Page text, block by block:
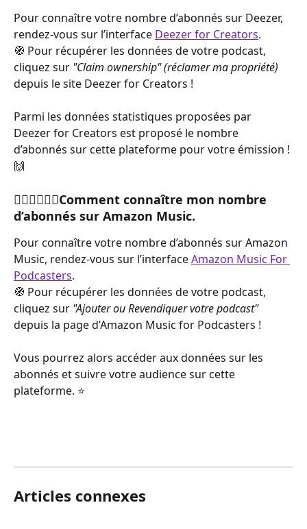
Pour connaître votre nombre d’abonnés sur Deezer,
rendez-vous sur l’interface Deezer for Creators.
🧭 Pour récupérer les données de votre podcast,
cliquez sur "Claim ownership" (réclamer ma propriété)
depuis le site Deezer for Creators !
Parmi les données statistiques proposées par
Deezer for Creators est proposé le nombre
d’abonnés sur cette plateforme pour votre émission !
🙌
🙋🏼‍♂️🙋🏽‍♀️Comment connaître mon nombre
d’abonnés sur Amazon Music.
Pour connaître votre nombre d’abonnés sur Amazon
Music, rendez-vous sur l’interface Amazon Music For
Podcasters.
🧭 Pour récupérer les données de votre podcast,
cliquez sur "Ajouter ou Revendiquer votre podcast"
depuis la page d’Amazon Music for Podcasters !
Vous pourrez alors accéder aux données sur les
abonnés et suivre votre audience sur cette
plateforme. ⭐️
Articles connexes